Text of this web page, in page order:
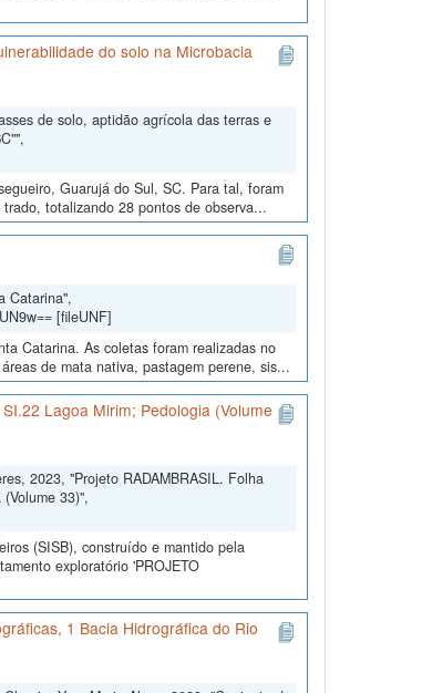
do solo na Microbacia
de solo, aptidão agrícola das terras e
Guarujá do Sul, SC. Para tal, foram
totalizando 28 pontos de observa...
Catarina",
[fileUNF]
Catarina. As coletas foram realizadas no
de mata nativa, pastagem perene, sis...
Lagoa Mirim; Pedologia (Volume
2023, "Projeto RADAMBRASIL. Folha
33)",
(SISB), construído e mantido pela
exploratório 'PROJETO
1 Bacia Hidrográfica do Rio